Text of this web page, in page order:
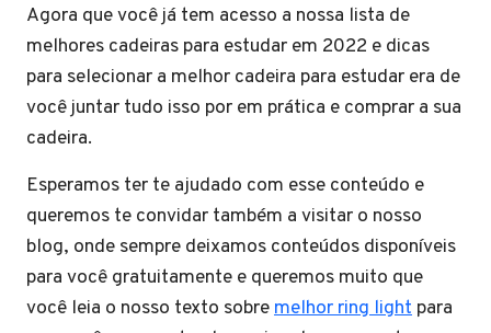
Agora que você já tem acesso a nossa lista de
melhores cadeiras para estudar em 2022 e dicas
para selecionar a melhor cadeira para estudar era de
você juntar tudo isso por em prática e comprar a sua
cadeira.
Esperamos ter te ajudado com esse conteúdo e
queremos te convidar também a visitar o nosso
blog, onde sempre deixamos conteúdos disponíveis
para você gratuitamente e queremos muito que
você leia o nosso texto sobremelhor ring light para